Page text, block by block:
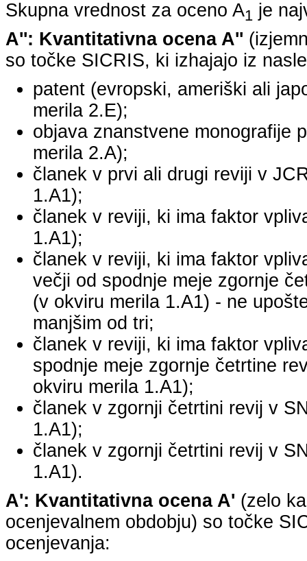
Skupna vrednost za oceno A1 je
A'': Kvantitativna ocena A''
so točke SICRIS, ki izhajajo iz
patent (evropski, ameriški ali
merila 2.E);
objava znanstvene monografije
merila 2.A);
članek v prvi ali drugi reviji v
1.A1);
članek v reviji, ki ima faktor
1.A1);
članek v reviji, ki ima faktor
večji od spodnje meje zgornje
(v okviru merila 1.A1) - ne
manjšim od tri;
članek v reviji, ki ima faktor
spodnje meje zgornje četrtine
okviru merila 1.A1);
članek v zgornji četrtini revij v
1.A1);
članek v zgornji četrtini revij v
1.A1).
A': Kvantitativna ocena A' (zelo
ocenjevalnem obdobju) so točke
ocenjevanja: